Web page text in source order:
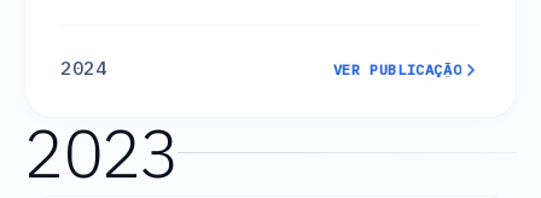
2024
VER PUBLICAÇÃO
2023